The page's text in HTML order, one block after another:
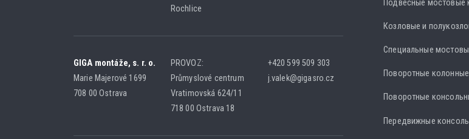
Rochlice
GIGA montáže, s. r. o.
Marie Majerové 1699
708 00 Ostrava
PROVOZ:
Průmyslové centrum
Vratimovská 624/11
718 00 Ostrava 18
+420 599 509 303
j.valek@gigasro.cz
Подвесные мостовые
Козловые и
Специальные
Поворотные
Поворотные
Передвижные